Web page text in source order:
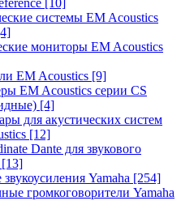
[10]
системы EM Acoustics
мониторы EM Acoustics
EM Acoustics [9]
EM Acoustics серии CS
[4]
для акустических систем
[12]
Dante для звукового
[13]
Yamaha [254]
громкоговорители Yamaha